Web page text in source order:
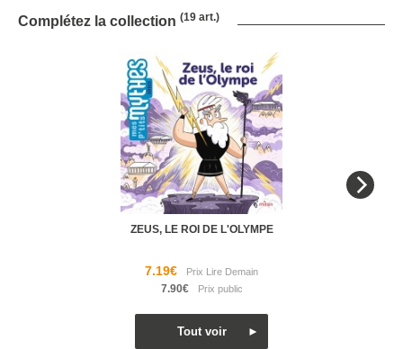
Complétez la collection (19 art.)
ZEUS, LE ROI DE L'OLYMPE
7.19€
7.90€